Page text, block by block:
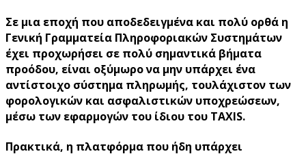
Σε μια εποχή που αποδεδειγμένα και πολύ ορθά η
Γενική Γραμματεία Πληροφοριακών Συστημάτων
έχει προχωρήσει σε πολύ σημαντικά βήματα
προόδου, είναι οξύμωρο να μην υπάρχει ένα
αντίστοιχο σύστημα πληρωμής, τουλάχιστον των
φορολογικών και ασφαλιστικών υποχρεώσεων,
μέσω των εφαρμογών του ίδιου του TAXIS.
Πρακτικά, η πλατφόρμα που ήδη υπάρχει